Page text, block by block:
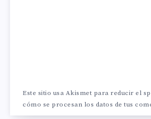
Este sitio usa Akismet para reducir el
cómo se procesan los datos de tus